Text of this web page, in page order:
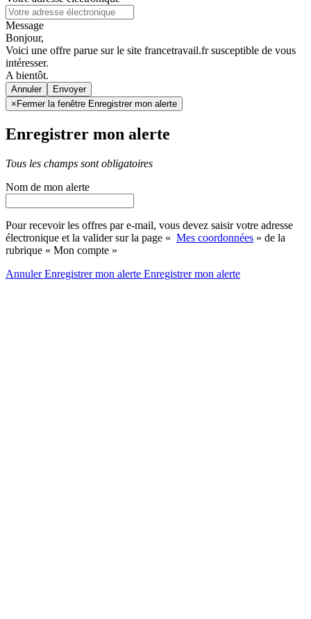
Message
Bonjour,
Voici une offre parue sur le site francetravail.fr susceptible de vous
intéresser.
A bientôt.
Annuler
× Fermer la fenêtre Enregistrer mon alerte
Enregistrer mon alerte
Tous les champs sont obligatoires
Nom de mon alerte
Pour recevoir les offres par e-mail, vous devez saisir votre adresse
électronique et la valider sur la page « Mes coordonnées » de la
rubrique « Mon compte »
AnnulerEnregistrer mon alerte Enregistrermon alerte